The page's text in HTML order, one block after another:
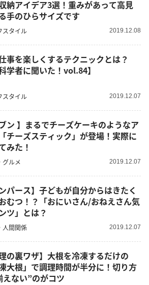
納アイデア3選！重みがあって高見
手のひらサイズです
スタイル 2019.12.08
事を楽しくするテクニックとは？
科学者に聞いた！vol.84】
スタイル 2019.12.07
ブン 】まるでチーズケーキのようなア
チーズスティック」が登場！実際に
みた！
グルメ 2019.12.07
ンパース】子どもが自分からはきたく
むつ！？「おにいさん/おねえさん気
ツ」とは？
人間関係 2019.12.07
理の裏ワザ】大根を冷凍するだけの
凍大根」で調理時間が半分に！切り方
えない”のがコツ